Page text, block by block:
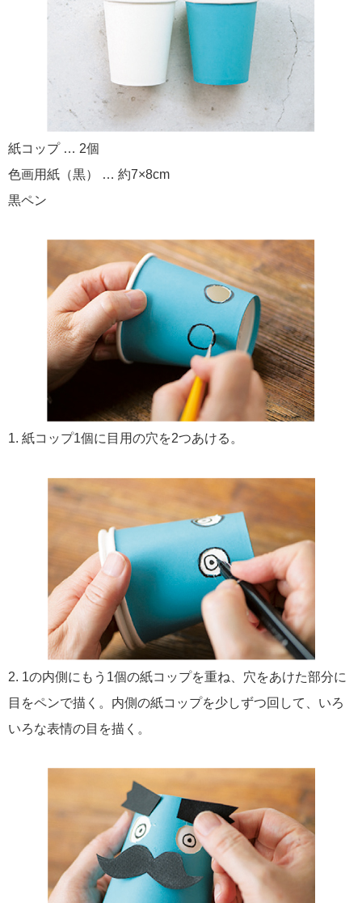
紙コップ … 2個
色画用紙（黒） … 約7×8cm
黒ペン
1. 紙コップ1個に目用の穴を2つあける。
2. 1の内側にもう1個の紙コップを重ね、穴をあけた部分に
目をペンで描く。内側の紙コップを少しずつ回して、いろ
いろな表情の目を描く。